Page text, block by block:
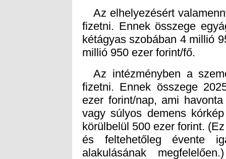
Az elhelyezésért
fizetni. Ennek összege
kétágyas szobában 4 millió
millió 950 ezer forint/fő.
Az intézményben a
fizetni. Ennek összege
ezer forint/nap, ami
vagy súlyos demens
körülbelül 500 ezer forint.
és feltehetőleg évente
alakulásának